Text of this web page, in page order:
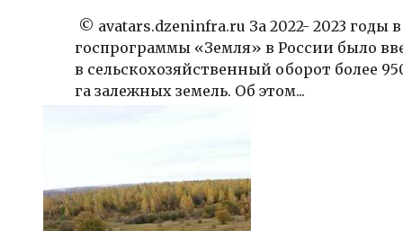
© avatars.dzeninfra.ru За 2022- 2023 годы
госпрограммы «Земля» в России было
в сельскохозяйственный оборот более
га залежных земель. Об этом...